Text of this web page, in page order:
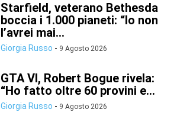
Starfield, veterano Bethesda
boccia i 1.000 pianeti: “Io non
l’avrei mai...
Giorgia Russo - 9 Agosto 2026
GTA VI, Robert Bogue rivela:
“Ho fatto oltre 60 provini e...
Giorgia Russo - 9 Agosto 2026